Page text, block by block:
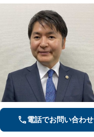
電話でお問い合わせ